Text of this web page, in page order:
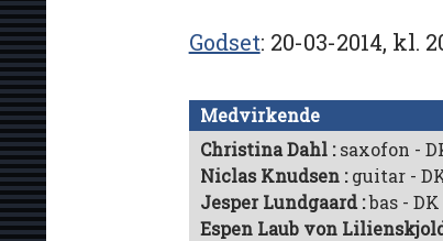
Godset 20-03-2014, kl.
Medvirkende
Christina Dahl saxofon -
Niclas Knudsen guitar -
Jesper Lundgaard bas - DK
Espen Laub von